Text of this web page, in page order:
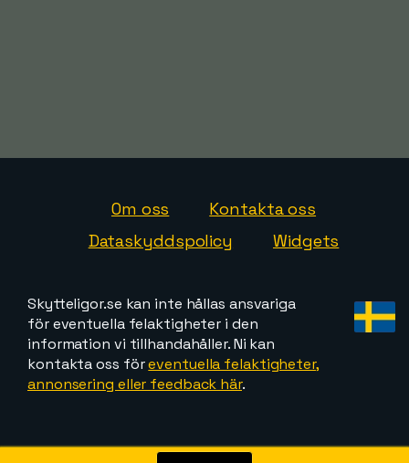
Om oss
Kontakta oss
Dataskyddspolicy
Widgets
Skytteligor.se kan inte hållas ansvariga
för eventuella felaktigheter i den
information vi tillhandahåller. Ni kan
kontakta oss föreventuella felaktigheter,
annonsering eller feedback här.